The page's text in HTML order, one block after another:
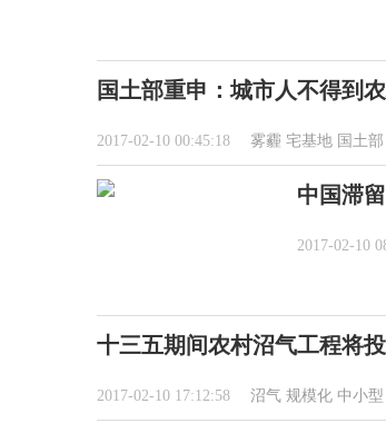
国土部重申：城市人不得到
2017-02-10 00:45:18 雾霾 宅基地 国土部
中国滞
2017-02-10
十三五期间农村沼气工程将
2017-02-10 17:12:58 沼气 规模化 中小型